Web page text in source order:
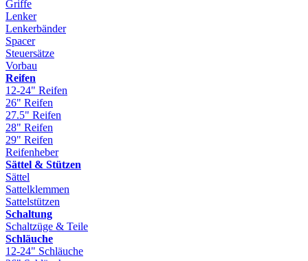
Griffe
Lenker
Lenkerbänder
Spacer
Steuersätze
Vorbau
Reifen
12-24" Reifen
26" Reifen
27.5" Reifen
28" Reifen
29" Reifen
Reifenheber
Sättel & Stützen
Sättel
Sattelklemmen
Sattelstützen
Schaltung
Schaltzüge & Teile
Schläuche
12-24" Schläuche